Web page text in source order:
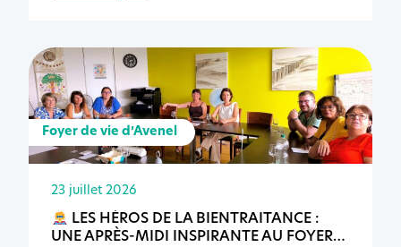
Foyer de vie d’Avenel
23 juillet 2026
LES HÉROS DE LA BIENTRAITANCE :
UNE APRÈS-MIDI INSPIRANTE AU FOYER